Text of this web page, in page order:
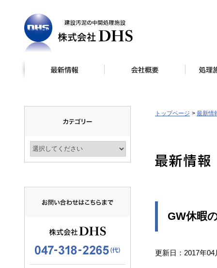
トップページ 最新情
GW休暇
更新日：2017年04